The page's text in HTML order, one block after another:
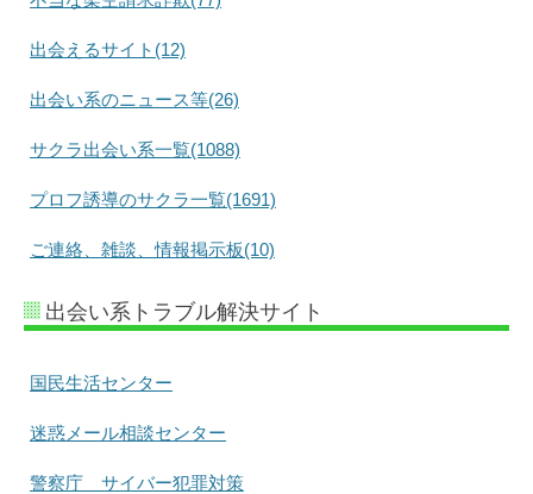
出会えるサイト(12)
出会い系のニュース等(26)
サクラ出会い系一覧(1088)
プロフ誘導のサクラ一覧(1691)
ご連絡、雑談、情報掲示板(10)
出会い系トラブル解決サイト
国民生活センター
迷惑メール相談センター
警察庁 サイバー犯罪対策